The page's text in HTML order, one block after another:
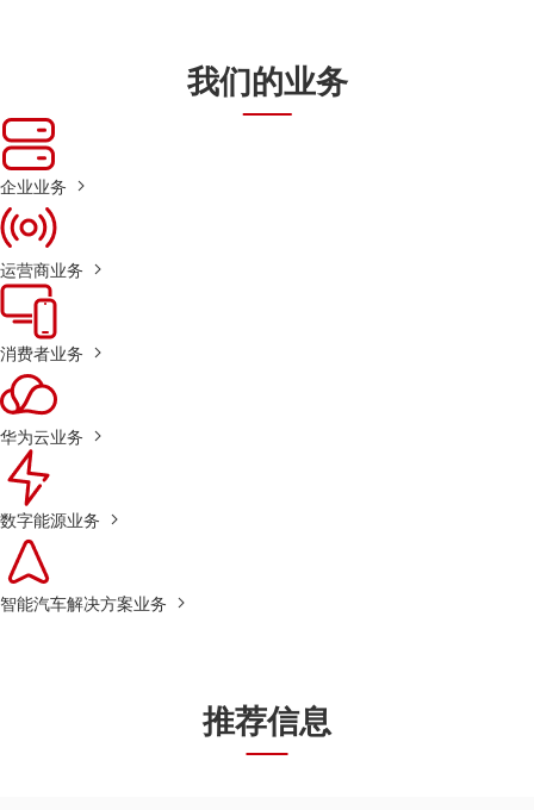
我们的业务
企业业务
运营商业务
消费者业务
华为云业务
数字能源业务
智能汽车解决方案业务
推荐信息